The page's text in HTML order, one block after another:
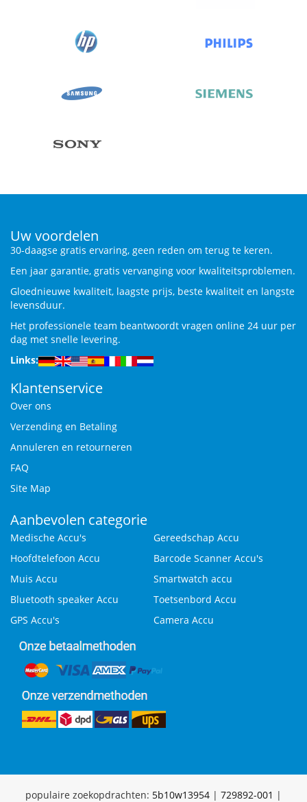
Uw voordelen
30-daagse gratis ervaring, geen reden om terug te keren.
Een jaar garantie, gratis vervanging voor kwaliteitsproblemen.
Gloednieuwe kwaliteit, laagste prijs, beste kwaliteit en langste
levensduur.
Het professionele team beantwoordt vragen online 24 uur per
dag met snelle levering.
Links:
Klantenservice
Over ons
Verzending en Betaling
Annuleren en retourneren
FAQ
Site Map
Aanbevolen categorie
Medische Accu's
Gereedschap Accu
Hoofdtelefoon Accu
Barcode Scanner Accu's
Muis Accu
Smartwatch accu
Bluetooth speaker Accu
Toetsenbord Accu
GPS Accu's
Camera Accu
populaire zoekopdrachten: 5b10w13954 | 729892-001 |